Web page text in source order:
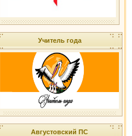
Учитель года
Августовский ПС